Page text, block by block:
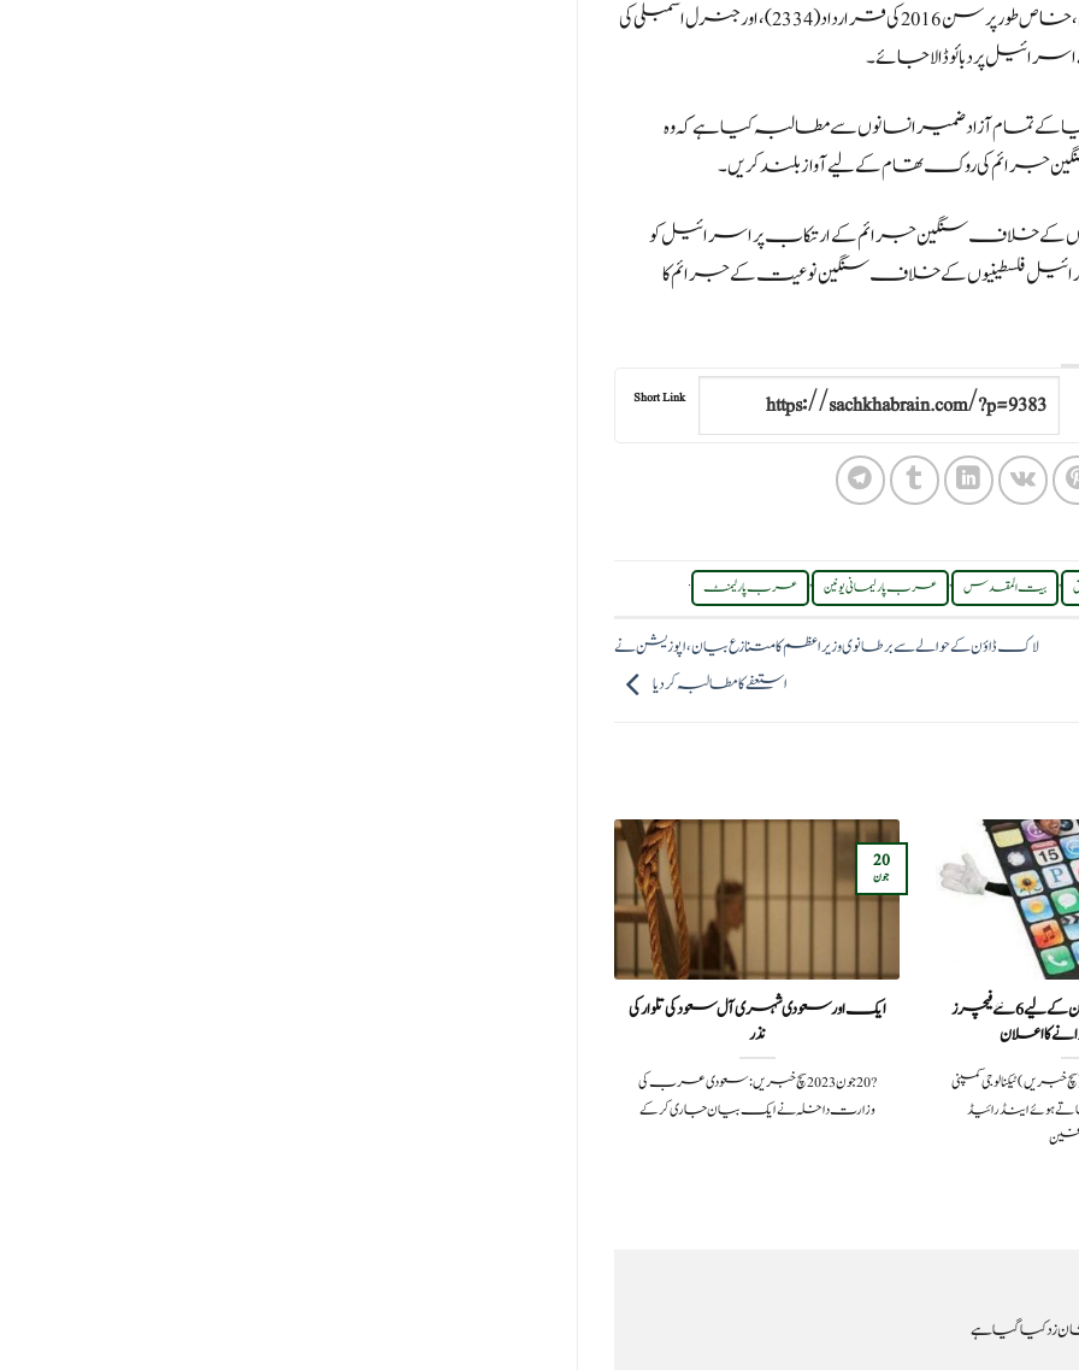
چوتھے جنیوا کنونشن اور اقوام متحدہ کی سلامتی کونسل کی قراردادوں، خاص طور پر سن 2016 کی قرارداد (2334)، اور جنرل اسمبلی کی
کے تمام آزاد ضمیر انسانوں سے مطالبہ کیا ہے کہ و ہ
کی روک تھام کے لیے آواز بلند کریں۔
کے خلاف سنگین جرائم کے ارتکاب پر اسرائیل کو
فلسطینیوں کے خلاف سنگین نوعیت کے جرائم کا
Short Link
, بیت المقدس , عرب پارلیمانی یونین , عرب پارلیمنٹ .
لاک ڈاؤن کے حوالے سے برطانوی وزیر اعظم کا متنازع بیان، اپوزیشن نے
استعفے کا مطالبہ کردیا
اینڈرائیڈ صارفین کے لیے 6 نئے فیچرز
کا اعلان
سچ خبریں)ٹیکنالوجی کمپنی
ہوئے اینڈرائیڈ
ایک اور سعودی شہری آل سعود کی تلوار کی
نذر
?️ 20 جون 2023سچ خبریں:سعودی عرب کی
وزارت داخلہ نے ایک بیان جاری کر کے
20
جون
زد کیا گیا ہے